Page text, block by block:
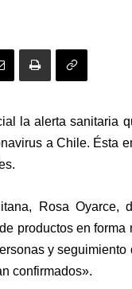
la alerta sanitaria
a Chile. Ésta
Rosa
productos en
y
confirmados».